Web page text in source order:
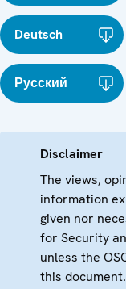
Deutsch
Русский
Disclaimer
The views,
information
given nor
for Security
unless the
this document.